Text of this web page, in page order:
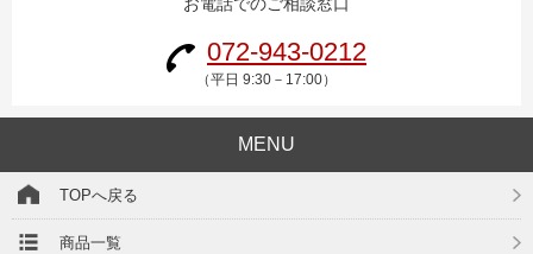
お電話でのご相談窓口
072-943-0212
（平日 9:30－17:00）
MENU
TOPへ戻る
商品一覧